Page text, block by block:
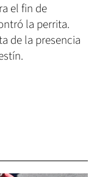
el fin de
la perrita.
de la presencia